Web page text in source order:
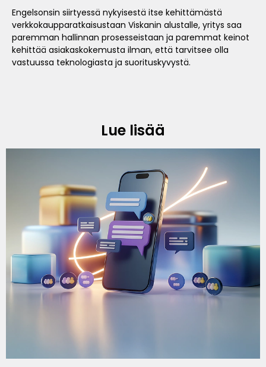
Engelsonsin siirtyessä nykyisestä itse kehittämästä
verkkokaupparatkaisustaan ​Viskanin alustalle, yritys saa
paremman hallinnan prosesseistaan ​​ja paremmat keinot
kehittää asiakaskokemusta ilman, että tarvitsee olla
vastuussa teknologiasta ja suorituskyvystä.
Lue lisää